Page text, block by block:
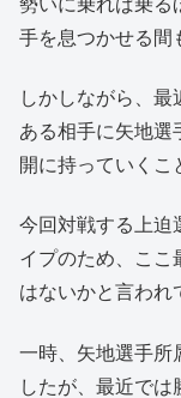
手を息つかせる間
しかしながら、
ある相手に矢地選
開に持っていくこ
今回対戦する上迫
イプのため、ここ
はないかと言われ
一時、矢地選手所
したが、最近では